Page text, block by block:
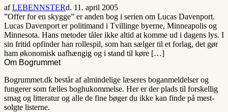
afLEBENNSTERd. 11. april 2005
”Offer for en skygge” er anden bog i serien om Lucas Davenport.
Lucas Davenport er politimand i Tvillinge byerne, Minneapolis og
Minnesota. Hans metoder tåler ikke altid at komme ud i dagens lys. I
sin fritid opfinder han rollespil, som han sælger til et forlag, det gør
ham økonomisk uafhængig og i stand til køre […]
Om Bogrummet
Bogrummet.dk består af almindelige læseres boganmeldelser og
fungerer som fælles boghukommelse. Her er der plads til forskellig
smag og litteratur og alle de fine bøger du ikke kan finde på mest-
solgte listerne.